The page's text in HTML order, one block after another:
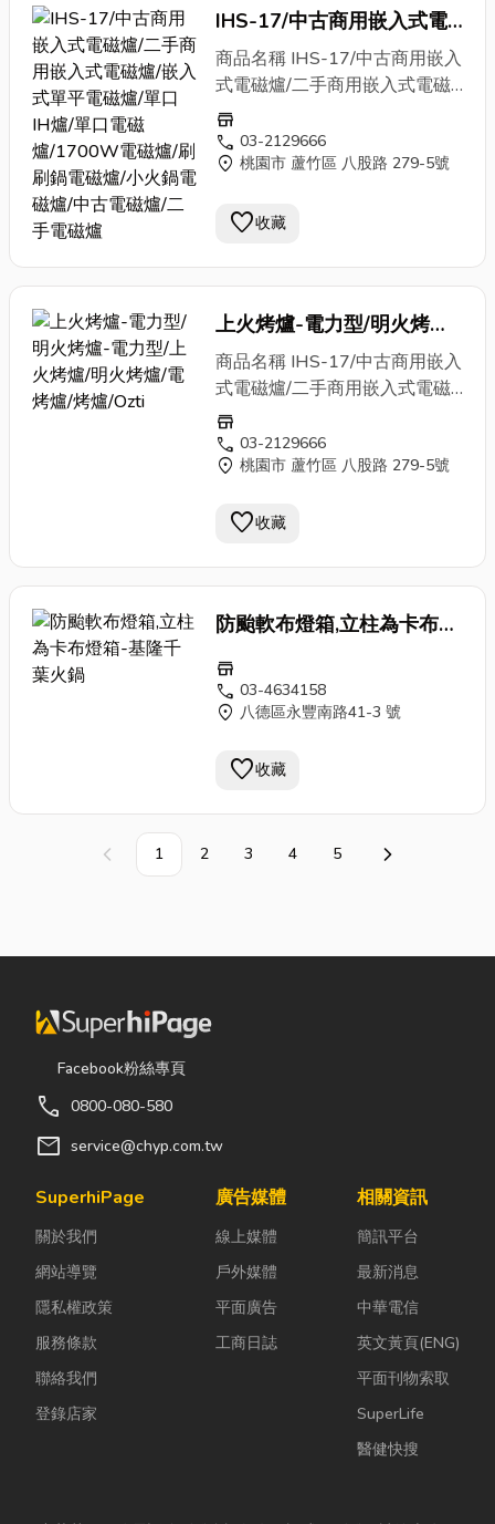
陶爐、電爐等假扮的假電磁爐，
高耗電、低熱效。 （鍋具適用
否，建議帶一只來測試，順便可
以試試火力～）。 本項系列商
品均無框體，可嵌入既有的工作
台、攤車、餐桌、火鍋 桌、吧
具，或根據需求自行訂製框
協議保固。 產品規格 型號 功
率 規格(CM) 電壓 IHX-i15
1.5KW 詳細尺寸請參照上方圖
面 單相220V6.8A
火力；對於4人共享的大鍋，可
建議測試過火力再下單採購；最
適用對象：小火鍋、刷刷鍋、壽
喜燒、臭臭鍋、個人鐵板煎盤、
泡茶水壺等料理使用。 適用鍋
具：平底鍋、無腳（鍋底可平貼
8CM；鑄鐵材質、可導磁的不
等。 電磁爐沒有不挑鍋的，號
稱不挑鍋的、不是陶瓷or玻璃面
板、面板會發熱發光的…都是電
陶爐、電爐等假扮的假電磁爐，
高耗電、低熱效。 （鍋具適用
否，建議帶一只來測試，順便可
膠外殼，控制面板採分離式設
使火鍋不致過高、滾燙湯液外濺
面或桌邊以便利操作，或根據需
台灣製造；中古品，協議保固。
產品規格 型號 功率 規格(CM)
w25.2 / d25.5 / h0.38外框體
(外殼)w31.6 / d33.8 / h6.2控制
盒安裝孔w12 / h5.8 單相
客群 小火鍋、刷刷鍋、壽喜
燒、臭臭鍋、鍋物、個人鐵板煎
盤、個人小火鍋店、小火鍋吃到
飲、創意料理、茶藝館泡茶水
壺、茶飲店 商品特色 電磁式加
可取代瓦斯爐具。適用平底鍋。
無瓦斯塞管或電熱管易損壞問
題，減少維修成本。 1700W
對於個人鍋而言，算得上是強大
火力；對於4人共享的大鍋，可
建議測試過火力再下單採購；最
適用對象：小火鍋、刷刷鍋、壽
喜燒、臭臭鍋、個人鐵板煎盤、
泡茶水壺等料理使用。 適用鍋
具：平底鍋、無腳（鍋底可平貼
8CM；鑄鐵材質、可導磁的不
明電磁爐適用的特製陶瓷鍋、有
註明電磁爐適用的特製玻璃鍋
等。 電磁爐沒有不挑鍋的，號
稱不挑鍋的、不是陶瓷or玻璃面
板、面板會發熱發光的…都是電
陶爐、電爐等假扮的假電磁爐，
否，建議帶一只來測試，順便可
膠外殼，控制面板採分離式設
計，主機可下沉內嵌桌內夾層，
求自行訂製餐桌或框體。 MIT
220V60Hz
IHS-17/中古商用嵌入式電
磁爐/二手商用嵌入式電磁
爐/嵌入式單平電磁爐/單口
IH爐/單口電磁爐/1700W電
磁爐/刷刷鍋電磁爐/小
電磁爐/中古電磁爐/二手電
磁爐
商品名稱 IHS-17/中古商用嵌入
式電磁爐/二手商用嵌入式電磁
爐/嵌入式單平電磁爐/單口IH爐/
單口電磁爐/1700W電磁爐/刷
刷鍋電磁爐/小火鍋電磁爐/餐廳
廚房設備/開店設備/餐飲設備/飲
盟店設備/連鎖店設備/開店規劃/
客群 小火鍋、刷刷鍋、壽喜
燒、臭臭鍋、鍋物、個人鐵板煎
盤、個人小火鍋店、小火鍋吃到
飽、小鍋火烤兩吃、複合式餐
飲、創意料理、茶藝館泡茶水
壺、茶飲店 商品特色 電磁式加
可取代瓦斯爐具。適用平底鍋。
無瓦斯塞管或電熱管易損壞問
題，減少維修成本。 1700W
對於個人鍋而言，算得上是強大
火力；對於4人共享的大鍋，可
建議測試過火力再下單採購；最
適用對象：小火鍋
喜燒、臭臭鍋、個人鐵板煎盤、
具：平底鍋、無腳（鍋底可平貼
鏽鋼材質、鐵鍋、彩色鍋、有註
稱不挑鍋的、不是陶瓷or玻璃面
計，主機可下沉內嵌桌內夾層，
傷人；分離式控制面板可嵌入桌
面或桌邊以便利操作，或根據需
台灣製造；中古品，協議保固。
產品規格 型號 功率 規格(CM)
電壓 IHS-17 1.7KW 玻璃面板
(外殼)w31.6 / d33.8 / h6.2控制
盒安裝孔w12 / h5.8 單相
store
call 03-2129666
location_on 桃園市 蘆竹區 八股路 279-5號
favorite收藏
上火烤爐-電力型/明火烤爐-
電力型/上火烤爐/明火烤爐/
電烤爐/烤爐/Ozti 烤爐/
ÖZTİRYAKİLER/OS 200
商品名稱 IHS-17/中古商用嵌入
式電磁爐/二手商用嵌入式電磁
爐/嵌入式單平電磁爐/單口IH爐/
單口電磁爐/1700W電磁爐/刷
刷鍋電磁爐/小火鍋電磁爐/餐廳
廚房設備/開店設備/餐飲設備/飲
盟店設備/連鎖店設備/開店規劃/
客群 小火鍋、刷刷鍋、壽喜
盤、個人小火鍋
飽、小鍋火烤兩吃、複合式餐
壺、茶飲店 商品特色 電磁式加
熱，安全、節能。 火力強大，
可取代瓦斯爐具。適用平底鍋。
題，減少維修成本。 1700W
鏽鋼材質、鐵鍋、彩色鍋、有註
明電磁爐適用的特製陶瓷鍋、有
註明電磁爐適用的特製玻璃鍋
等。 電磁爐沒有不挑鍋的，號
稱不挑鍋的、不是陶瓷or玻璃面
陶爐、電爐等假扮的假電磁爐，
高耗電、低熱效。 （鍋具適用
否，建議帶一只來測試，順便可
膠外殼，控制面板採分離式設
計，主機可下沉內嵌桌內夾層，
store
call 03-2129666
location_on 桃園市 蘆竹區 八股路 279-5號
favorite收藏
防颱軟布燈箱,立柱為卡布燈
箱-基隆千葉
store
call 03-4634158
location_on 八德區永豐南路41-3 號
favorite收藏
上一頁 1 2 3 4 5 下一頁
Facebook粉絲專頁
call 0800-080-580
mail service@chyp.com.tw
SuperhiPage
關於我們
網站導覽
隱私權政策
服務條款
聯絡我們
登錄店家
廣告媒體
線上媒體
戶外媒體
平面廣告
工商日誌
相關資訊
簡訊平台
最新消息
中華電信
英文黃頁(ENG)
平面刊物索取
SuperLife
醫健快搜